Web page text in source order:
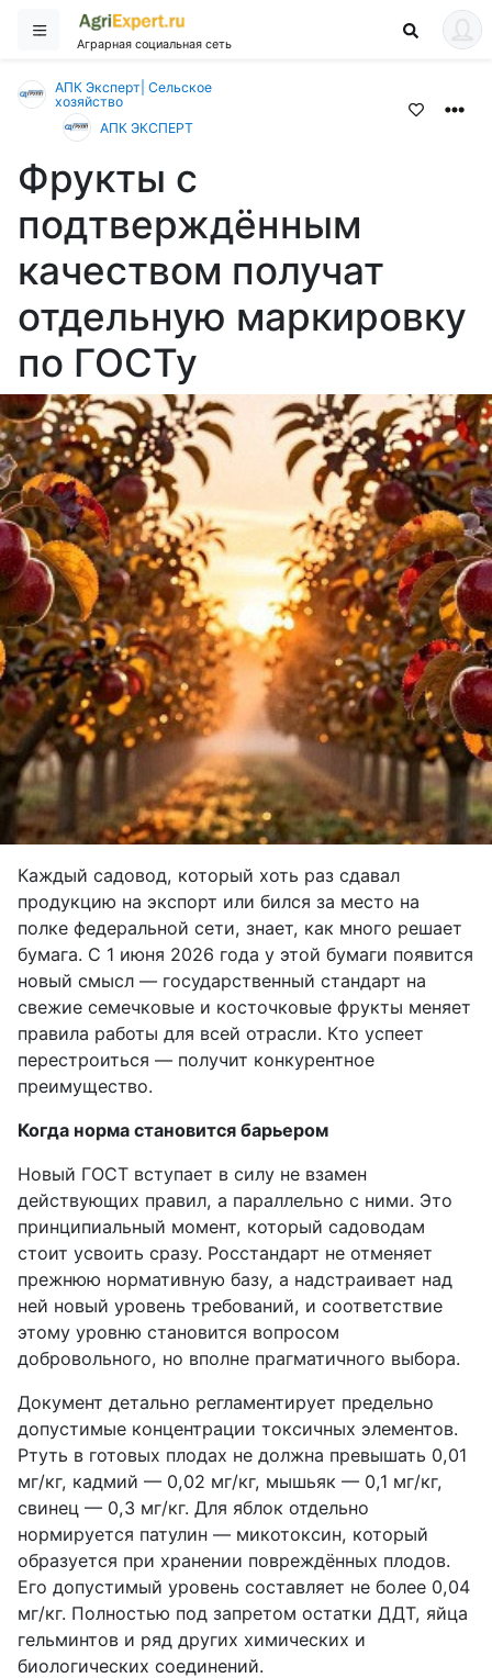
Аграрная социальная сеть
АПК Эксперт| Сельское
хозяйство
АПК ЭКСПЕРТ
Фрукты с
подтверждённым
качеством получат
отдельную маркировку
по ГОСТу
Каждый садовод, который хоть раз сдавал
продукцию на экспорт или бился за место на
полке федеральной сети, знает, как много решает
бумага. С 1 июня 2026 года у этой бумаги появится
новый смысл — государственный стандарт на
свежие семечковые и косточковые фрукты меняет
правила работы для всей отрасли. Кто успеет
перестроиться — получит конкурентное
преимущество.
Когда норма становится барьером
Новый ГОСТ вступает в силу не взамен
действующих правил, а параллельно с ними. Это
принципиальный момент, который садоводам
стоит усвоить сразу. Росстандарт не отменяет
прежнюю нормативную базу, а надстраивает над
ней новый уровень требований, и соответствие
этому уровню становится вопросом
добровольного, но вполне прагматичного выбора.
Документ детально регламентирует предельно
допустимые концентрации токсичных элементов.
Ртуть в готовых плодах не должна превышать 0,01
мг/кг, кадмий — 0,02 мг/кг, мышьяк — 0,1 мг/кг,
свинец — 0,3 мг/кг. Для яблок отдельно
нормируется патулин — микотоксин, который
образуется при хранении повреждённых плодов.
Его допустимый уровень составляет не более 0,04
мг/кг. Полностью под запретом остатки ДДТ, яйца
гельминтов и ряд других химических и
биологических соединений.